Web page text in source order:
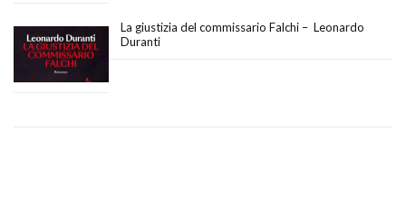
La giustizia del commissario Falchi – Leonardo
Duranti